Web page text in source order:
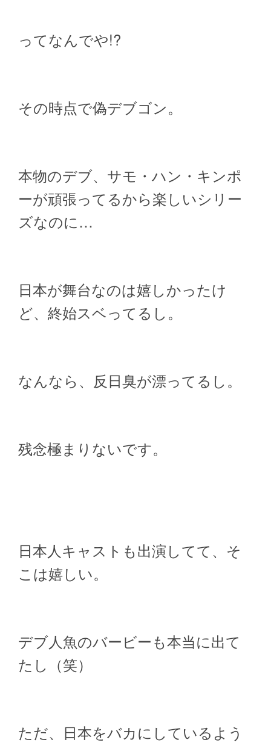
ってなんでや!?
その時点で偽デブゴン。
本物のデブ、サモ・ハン・キンポ
ーが頑張ってるから楽しいシリー
ズなのに…
日本が舞台なのは嬉しかったけ
ど、終始スベってるし。
なんなら、反日臭が漂ってるし。
残念極まりないです。
日本人キャストも出演してて、そ
こは嬉しい。
デブ人魚のバービーも本当に出て
たし（笑）
ただ、日本をバカにしているよう